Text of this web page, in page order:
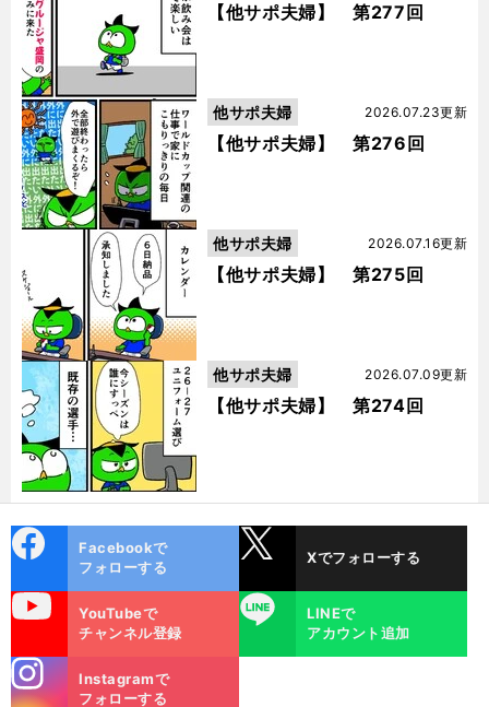
【他サポ夫婦】 第277回
【他サポ夫婦】 第276回
2026.07.23更新
他サポ夫婦
【他サポ夫婦】 第275回
2026.07.16更新
他サポ夫婦
【他サポ夫婦】 第274回
2026.07.09更新
他サポ夫婦
ok
Facebookで
フォローする
Xでフォローする
YouTubeで
チャンネル登録
LINE
LINEで
アカウント追加
m
Instagramで
フォローする